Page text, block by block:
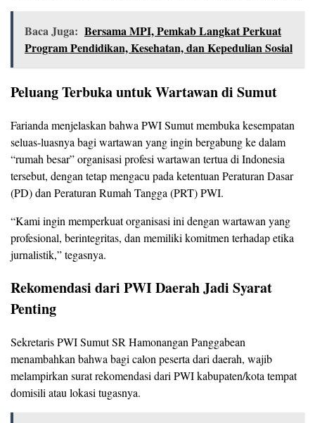
Baca Juga: Bersama MPI, Pemkab Langkat Perkuat
Program Pendidikan, Kesehatan, dan Kepedulian Sosial
Peluang Terbuka untuk Wartawan di Sumut
Farianda menjelaskan bahwa PWI Sumut membuka kesempatan
seluas-luasnya bagi wartawan yang ingin bergabung ke dalam
“rumah besar” organisasi profesi wartawan tertua di Indonesia
tersebut, dengan tetap mengacu pada ketentuan Peraturan Dasar
(PD) dan Peraturan Rumah Tangga (PRT) PWI.
“Kami ingin memperkuat organisasi ini dengan wartawan yang
profesional, berintegritas, dan memiliki komitmen terhadap etika
jurnalistik,” tegasnya.
Rekomendasi dari PWI Daerah Jadi Syarat
Penting
Sekretaris PWI Sumut SR Hamonangan Panggabean
menambahkan bahwa bagi calon peserta dari daerah, wajib
melampirkan surat rekomendasi dari PWI kabupaten/kota tempat
domisili atau lokasi tugasnya.